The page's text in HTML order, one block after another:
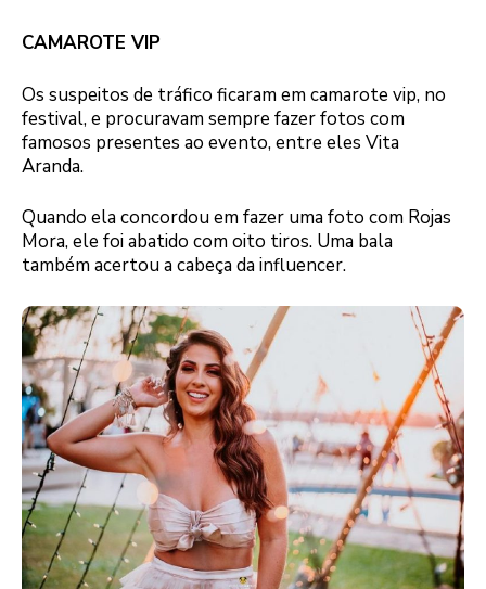
CAMAROTE VIP
Os suspeitos de tráfico ficaram em camarote vip, no
festival, e procuravam sempre fazer fotos com
famosos presentes ao evento, entre eles Vita
Aranda.
Quando ela concordou em fazer uma foto com Rojas
Mora, ele foi abatido com oito tiros. Uma bala
também acertou a cabeça da influencer.